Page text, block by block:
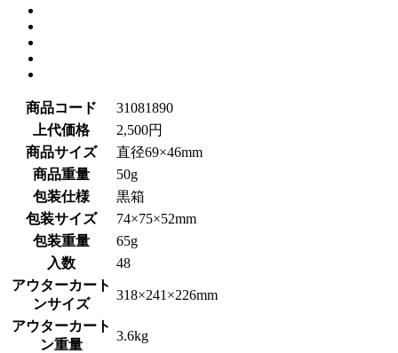
商品コード
31081890
上代価格
2,500円
商品サイズ
直径69×46mm
商品重量
50g
包装仕様
黒箱
包装サイズ
74×75×52mm
包装重量
65g
入数
48
アウターカート
ンサイズ
318×241×226mm
アウターカート
ン重量
3.6kg